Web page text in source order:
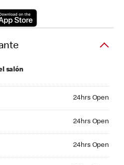
salón
24hrs Open
24hrs Open
24hrs Open